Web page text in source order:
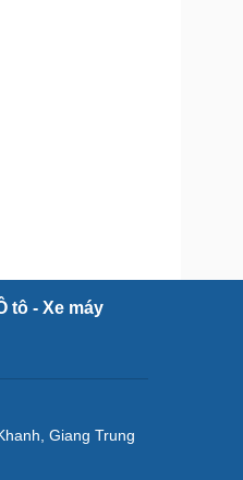
tô - Xe máy
Giang Trung